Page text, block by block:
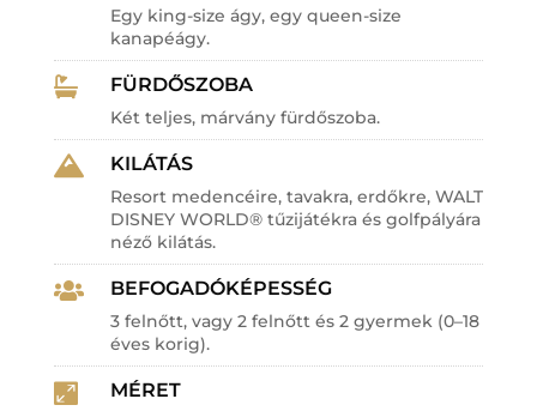
Egy king-size ágy, egy queen-size
kanapéágy.
 FÜRDŐSZOBA
Két teljes, márvány fürdőszoba.
 KILÁTÁS
Resort medencéire, tavakra, erdőkre, WALT
DISNEY WORLD® tűzijátékra és golfpályára
néző kilátás.
 BEFOGADÓKÉPESSÉG
3 felnőtt, vagy 2 felnőtt és 2 gyermek (0–18
éves korig).
 MÉRET